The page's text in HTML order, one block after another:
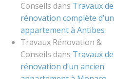
Conseils dans Travaux de
rénovation complète d’un
appartement à Antibes
Travaux Rénovation &
Conseils dans Travaux de
rénovation d’un ancien